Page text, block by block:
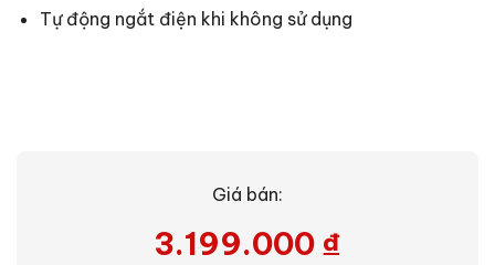
Tự động ngắt điện khi không sử dụng
Giá bán:
3.199.000 ₫